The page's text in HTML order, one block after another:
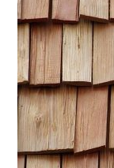
ROYAL
ROOF
PHỤ